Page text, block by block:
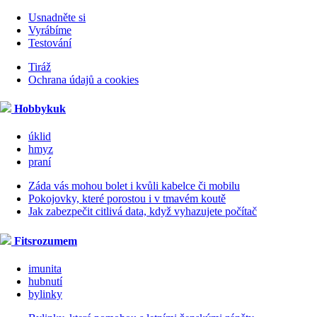
Usnadněte si
Vyrábíme
Testování
Tiráž
Ochrana údajů a cookies
Hobbykuk
úklid
hmyz
praní
Záda vás mohou bolet i kvůli kabelce či mobilu
Pokojovky, které porostou i v tmavém koutě
Jak zabezpečit citlivá data, když vyhazujete počítač
Fitsrozumem
imunita
hubnutí
bylinky